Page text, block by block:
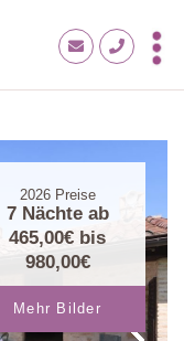
2026Preise
7 Nächte ab
465,00€ bis
980,00€
Mehr Bilder